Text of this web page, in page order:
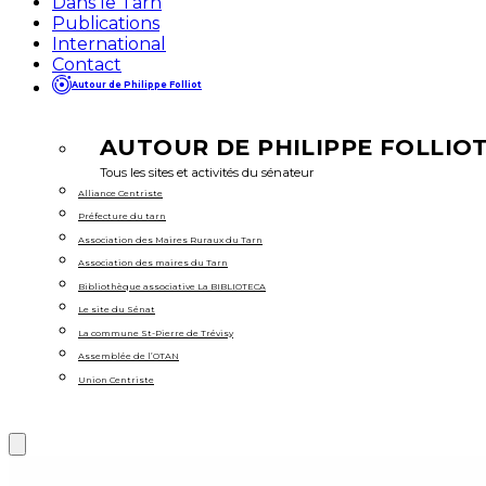
Publications
International
Contact
Autour de Philippe Folliot
AUTOUR DE PHILIPPE
Tous les sites et activités du sénateur
Alliance Centriste
Préfecture du tarn
Association des Maires Ruraux du Tarn
Association des maires du Tarn
Bibliothèque associative La BIBLIOTECA
Le site du Sénat
La commune St-Pierre de Trévisy
Assemblée de l’OTAN
Union Centriste